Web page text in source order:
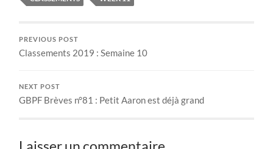
PREVIOUS POST
Classements 2019 : Semaine 10
NEXT POST
GBPF Brèves n°81 : Petit Aaron est déjà grand